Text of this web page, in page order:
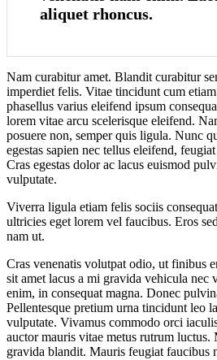
aliquet rhoncus.
Nam curabitur amet. Blandit curabitur
imperdiet felis. Vitae tincidunt cum
phasellus varius eleifend ipsum
lorem vitae arcu scelerisque eleifend.
posuere non, semper quis ligula. Nunc
egestas sapien nec tellus eleifend,
Cras egestas dolor ac lacus euismod
vulputate.
Viverra ligula etiam felis sociis
ultricies eget lorem vel faucibus. Eros
nam ut.
Cras venenatis volutpat odio, ut finibus
sit amet lacus a mi gravida vehicula nec
enim, in consequat magna. Donec
Pellentesque pretium urna tincidunt leo
vulputate. Vivamus commodo orci
auctor mauris vitae metus rutrum luctus.
gravida blandit. Mauris feugiat faucibus